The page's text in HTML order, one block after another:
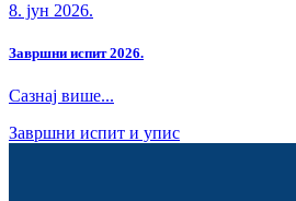
8. јун 2026.
Завршни испит 2026.
Сазнај више...
Завршни испит и упис